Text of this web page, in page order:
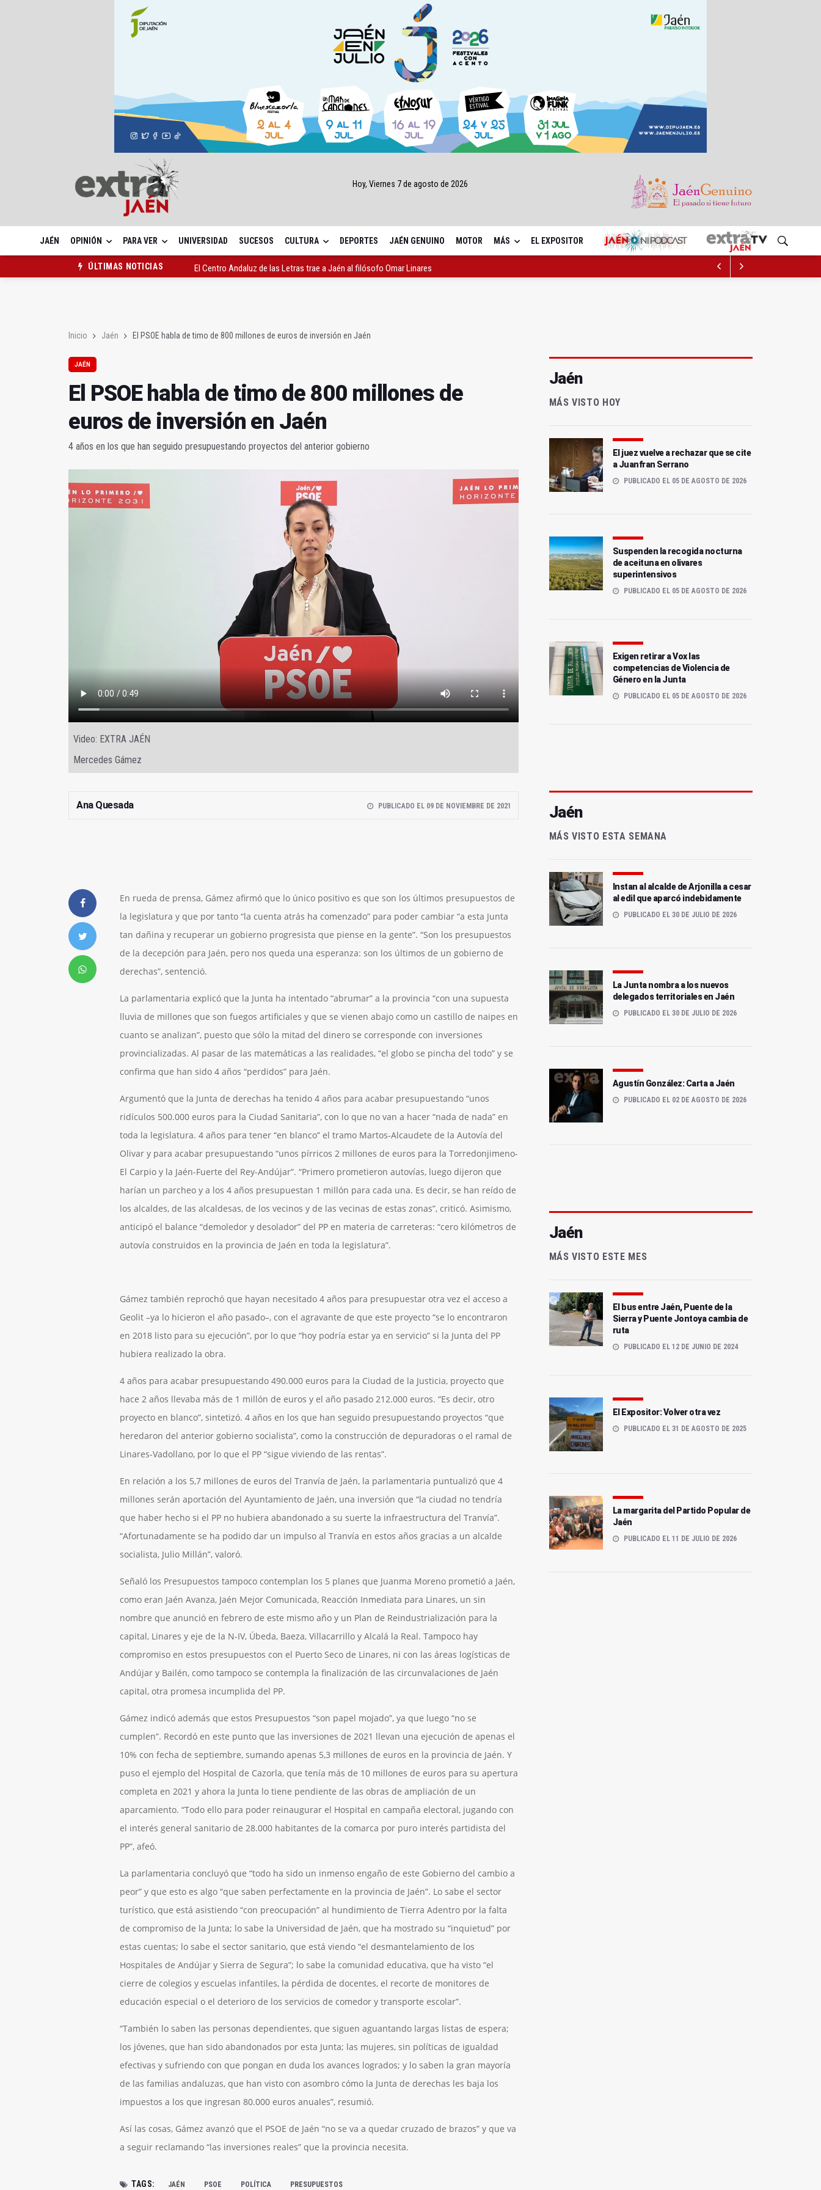
Hoy, Viernes 7 de agosto de 2026
JAÉN OPINIÓN PARA VER UNIVERSIDAD SUCESOS CULTURA DEPORTES JAÉN GENUINO MOTOR MÁS EL EXPOSITOR
ÚLTIMAS NOTICIAS
El Centro Andaluz de las Letras trae a Jaén al filósofo Omar Linares
Inicio Jaén El PSOE habla de timo de 800 millones de euros de inversión en Jaén
JAÉN
El PSOE habla de timo de 800 millones de
euros de inversión en Jaén
4 años en los que han seguido presupuestando proyectos del anterior gobierno
Video: EXTRA JAÉN
Mercedes Gámez
Ana Quesada PUBLICADO EL 09 DE NOVIEMBRE DE 2021
En rueda de prensa, Gámez afirmó que lo único positivo es que son los últimos presupuestos de
la legislatura y que por tanto “la cuenta atrás ha comenzado” para poder cambiar “a esta Junta
tan dañina y recuperar un gobierno progresista que piense en la gente”. “Son los presupuestos
de la decepción para Jaén, pero nos queda una esperanza: son los últimos de un gobierno de
derechas”, sentenció.
La parlamentaria explicó que la Junta ha intentado “abrumar” a la provincia “con una supuesta
lluvia de millones que son fuegos artificiales y que se vienen abajo como un castillo de naipes en
cuanto se analizan”, puesto que sólo la mitad del dinero se corresponde con inversiones
provincializadas. Al pasar de las matemáticas a las realidades, “el globo se pincha del todo” y se
confirma que han sido 4 años “perdidos” para Jaén.
Argumentó que la Junta de derechas ha tenido 4 años para acabar presupuestando “unos
ridículos 500.000 euros para la Ciudad Sanitaria”, con lo que no van a hacer “nada de nada” en
toda la legislatura. 4 años para tener “en blanco” el tramo Martos-Alcaudete de la Autovía del
Olivar y para acabar presupuestando “unos pírricos 2 millones de euros para la Torredonjimeno-
El Carpio y la Jaén-Fuerte del Rey-Andújar”. “Primero prometieron autovías, luego dijeron que
harían un parcheo y a los 4 años presupuestan 1 millón para cada una. Es decir, se han reído de
los alcaldes, de las alcaldesas, de los vecinos y de las vecinas de estas zonas”, criticó. Asimismo,
anticipó el balance “demoledor y desolador” del PP en materia de carreteras: “cero kilómetros de
autovía construidos en la provincia de Jaén en toda la legislatura”.
Gámez también reprochó que hayan necesitado 4 años para presupuestar otra vez el acceso a
Geolit –ya lo hicieron el año pasado–, con el agravante de que este proyecto “se lo encontraron
en 2018 listo para su ejecución”, por lo que “hoy podría estar ya en servicio” si la Junta del PP
hubiera realizado la obra.
4 años para acabar presupuestando 490.000 euros para la Ciudad de la Justicia, proyecto que
hace 2 años llevaba más de 1 millón de euros y el año pasado 212.000 euros. “Es decir, otro
proyecto en blanco”, sintetizó. 4 años en los que han seguido presupuestando proyectos “que
heredaron del anterior gobierno socialista”, como la construcción de depuradoras o el ramal de
Linares-Vadollano, por lo que el PP “sigue viviendo de las rentas”.
En relación a los 5,7 millones de euros del Tranvía de Jaén, la parlamentaria puntualizó que 4
millones serán aportación del Ayuntamiento de Jaén, una inversión que “la ciudad no tendría
que haber hecho si el PP no hubiera abandonado a su suerte la infraestructura del Tranvía”.
“Afortunadamente se ha podido dar un impulso al Tranvía en estos años gracias a un alcalde
socialista, Julio Millán”, valoró.
Señaló los Presupuestos tampoco contemplan los 5 planes que Juanma Moreno prometió a Jaén,
como eran Jaén Avanza, Jaén Mejor Comunicada, Reacción Inmediata para Linares, un sin
nombre que anunció en febrero de este mismo año y un Plan de Reindustrialización para la
capital, Linares y eje de la N-IV, Úbeda, Baeza, Villacarrillo y Alcalá la Real. Tampoco hay
compromiso en estos presupuestos con el Puerto Seco de Linares, ni con las áreas logísticas de
Andújar y Bailén, como tampoco se contempla la finalización de las circunvalaciones de Jaén
capital, otra promesa incumplida del PP.
Gámez indicó además que estos Presupuestos “son papel mojado”, ya que luego “no se
cumplen”. Recordó en este punto que las inversiones de 2021 llevan una ejecución de apenas el
10% con fecha de septiembre, sumando apenas 5,3 millones de euros en la provincia de Jaén. Y
puso el ejemplo del Hospital de Cazorla, que tenía más de 10 millones de euros para su apertura
completa en 2021 y ahora la Junta lo tiene pendiente de las obras de ampliación de un
aparcamiento. “Todo ello para poder reinaugurar el Hospital en campaña electoral, jugando con
el interés general sanitario de 28.000 habitantes de la comarca por puro interés partidista del
PP”, afeó.
La parlamentaria concluyó que “todo ha sido un inmenso engaño de este Gobierno del cambio a
peor” y que esto es algo “que saben perfectamente en la provincia de Jaén”. Lo sabe el sector
turístico, que está asistiendo “con preocupación” al hundimiento de Tierra Adentro por la falta
de compromiso de la Junta; lo sabe la Universidad de Jaén, que ha mostrado su “inquietud” por
estas cuentas; lo sabe el sector sanitario, que está viendo “el desmantelamiento de los
Hospitales de Andújar y Sierra de Segura”; lo sabe la comunidad educativa, que ha visto “el
cierre de colegios y escuelas infantiles, la pérdida de docentes, el recorte de monitores de
educación especial o el deterioro de los servicios de comedor y transporte escolar”.
“También lo saben las personas dependientes, que siguen aguantando largas listas de espera;
los jóvenes, que han sido abandonados por esta Junta; las mujeres, sin políticas de igualdad
efectivas y sufriendo con que pongan en duda los avances logrados; y lo saben la gran mayoría
de las familias andaluzas, que han visto con asombro cómo la Junta de derechas les baja los
impuestos a los que ingresan 80.000 euros anuales”, resumió.
Así las cosas, Gámez avanzó que el PSOE de Jaén “no se va a quedar cruzado de brazos” y que va
a seguir reclamando “las inversiones reales” que la provincia necesita.
TAGS: JAÉN PSOE POLÍTICA PRESUPUESTOS
Jaén
MÁS VISTO HOY
El juez vuelve a rechazar que se cite
a Juanfran Serrano
PUBLICADO EL 05 DE AGOSTO DE 2026
Suspenden la recogida nocturna
de aceituna en olivares
superintensivos
PUBLICADO EL 05 DE AGOSTO DE 2026
Exigen retirar a Vox las
competencias de Violencia de
Género en la Junta
PUBLICADO EL 05 DE AGOSTO DE 2026
Jaén
MÁS VISTO ESTA SEMANA
Instan al alcalde de Arjonilla a cesar
al edil que aparcó indebidamente
PUBLICADO EL 30 DE JULIO DE 2026
La Junta nombra a los nuevos
delegados territoriales en Jaén
PUBLICADO EL 30 DE JULIO DE 2026
Agustín González: Carta a Jaén
PUBLICADO EL 02 DE AGOSTO DE 2026
Jaén
MÁS VISTO ESTE MES
El bus entre Jaén, Puente de la
Sierra y Puente Jontoya cambia de
ruta
PUBLICADO EL 12 DE JUNIO DE 2024
El Expositor: Volver otra vez
PUBLICADO EL 31 DE AGOSTO DE 2025
La margarita del Partido Popular de
Jaén
PUBLICADO EL 11 DE JULIO DE 2026